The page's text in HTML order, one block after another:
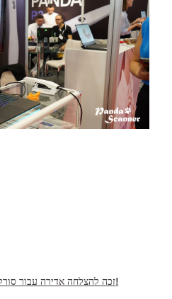
יום 1 של IDEX 2023 זכה להצלחה אדירה עבור סורק פנדה!